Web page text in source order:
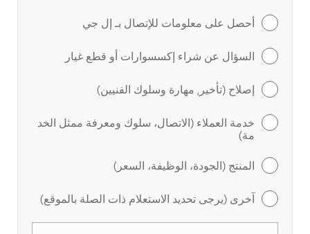
أحصل على معلومات للإتصال بـ إل جي
السؤال عن شراء إكسسوارات أو قطع غيار
إصلاح (تأخير, مهارة وسلوك الفنيين)
خدمة العملاء (الاتصال، سلوك ومعرفة ممثل الخد
مة)
المنتج (الجودة، الوظيفة، السعر)
آخرى (يرجى تحديد الاستعلام ذات الصلة بالموقع)